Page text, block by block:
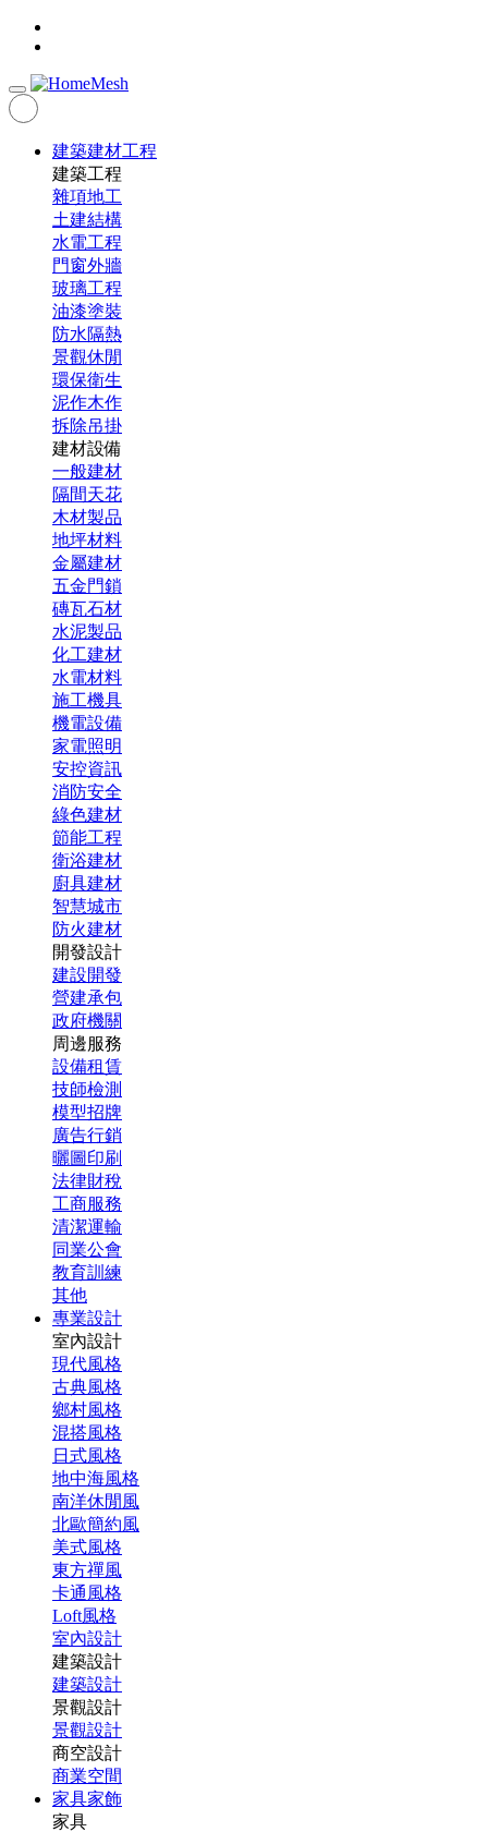
建築建材工程
建築工程
雜項地工
土建結構
水電工程
門窗外牆
玻璃工程
油漆塗裝
防水隔熱
景觀休閒
環保衛生
泥作木作
拆除吊掛
建材設備
一般建材
隔間天花
木材製品
地坪材料
金屬建材
五金門鎖
磚瓦石材
水泥製品
化工建材
水電材料
施工機具
機電設備
家電照明
安控資訊
消防安全
綠色建材
節能工程
衛浴建材
廚具建材
智慧城市
防火建材
開發設計
建設開發
營建承包
政府機關
周邊服務
設備租賃
技師檢測
模型招牌
廣告行銷
曬圖印刷
法律財稅
工商服務
清潔運輸
同業公會
教育訓練
其他
專業設計
室內設計
現代風格
古典風格
鄉村風格
混搭風格
日式風格
地中海風格
南洋休閒風
北歐簡約風
美式風格
東方禪風
卡通風格
Loft風格
室內設計
建築設計
建築設計
景觀設計
景觀設計
商空設計
商業空間
家具家飾
家具